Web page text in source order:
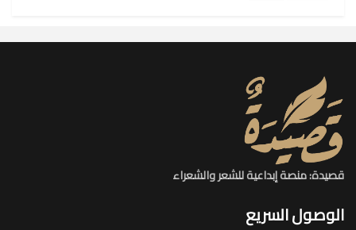
قصيدة: منصة إبداعية للشعر والشعراء
الوصول السريع